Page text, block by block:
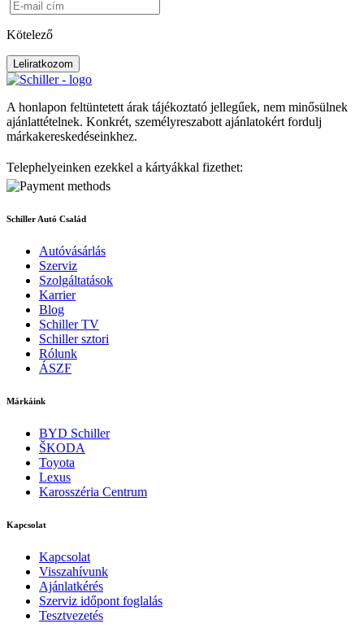
Kötelező
Leliratkozom
A honlapon feltüntetett árak tájékoztató jellegűek, nem minősülnek
ajánlattételnek. Konkrét, személyreszabott ajánlatokért fordulj
márkakereskedéseinkhez.
Telephelyeinken ezekkel a kártyákkal fizethet:
Schiller Autó Család
Autóvásárlás
Szerviz
Szolgáltatások
Karrier
Blog
Schiller TV
Schiller sztori
Rólunk
ÁSZF
Márkáink
BYD Schiller
ŠKODA
Toyota
Lexus
Karosszéria Centrum
Kapcsolat
Kapcsolat
Visszahívunk
Ajánlatkérés
Szerviz időpont foglalás
Tesztvezetés